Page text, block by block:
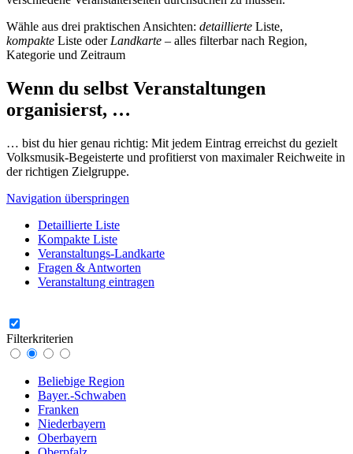
Wähle aus drei praktischen Ansichten: detaillierte Liste,
kompakte Liste oder Landkarte – alles filterbar nach Region,
Kategorie und Zeitraum
Wenn du selbst Veranstaltungen
organisierst, …
… bist du hier genau richtig: Mit jedem Eintrag erreichst du gezielt
Volksmusik-Begeisterte und profitierst von maximaler Reichweite in
der richtigen Zielgruppe.
Navigation überspringen
Detaillierte Liste
Kompakte Liste
Veranstaltungs-Landkarte
Fragen & Antworten
Veranstaltung eintragen
Filterkriterien
Beliebige Region
Bayer.-Schwaben
Franken
Niederbayern
Oberbayern